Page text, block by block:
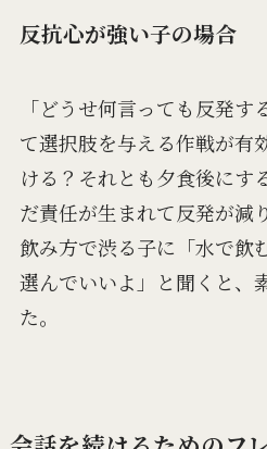
反抗心が強い子の場合
「どうせ何言っても反発
て選択肢を与える作戦が有
ける？それとも夕食後にす
だ責任が生まれて反発が減
飲み方で渋る子に「水で飲
選んでいいよ」と聞くと、
た。